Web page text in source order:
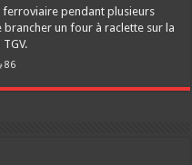
ferroviaire pendant plusieurs
brancher un four à raclette sur la
86